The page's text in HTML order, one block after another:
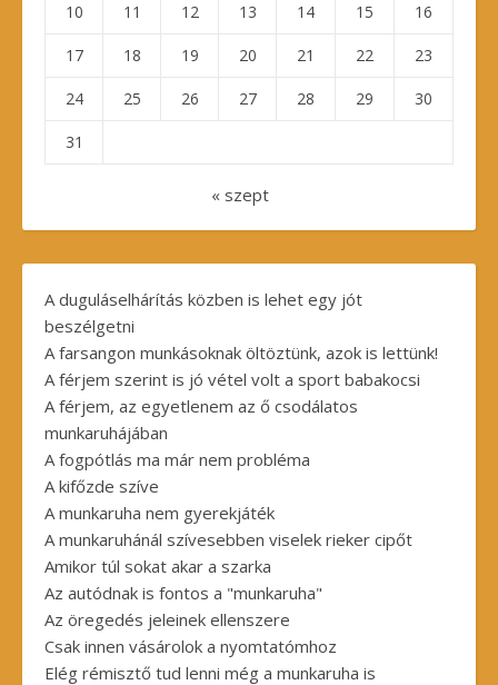
10 11 12 13 14 15 16
17 18 19 20 21 22 23
24 25 26 27 28 29 30
31
« szept
A duguláselhárítás közben is lehet egy jót
beszélgetni
A farsangon munkásoknak öltöztünk, azok is lettünk!
A férjem szerint is jó vétel volt a sport babakocsi
A férjem, az egyetlenem az ő csodálatos
munkaruhájában
A fogpótlás ma már nem probléma
A kifőzde szíve
A munkaruha nem gyerekjáték
A munkaruhánál szívesebben viselek rieker cipőt
Amikor túl sokat akar a szarka
Az autódnak is fontos a "munkaruha"
Az öregedés jeleinek ellenszere
Csak innen vásárolok a nyomtatómhoz
Elég rémisztő tud lenni még a munkaruha is